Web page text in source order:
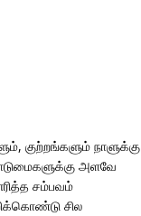
குற்றங்களும் நாளுக்கு
அளவே
சம்பவம்
சில